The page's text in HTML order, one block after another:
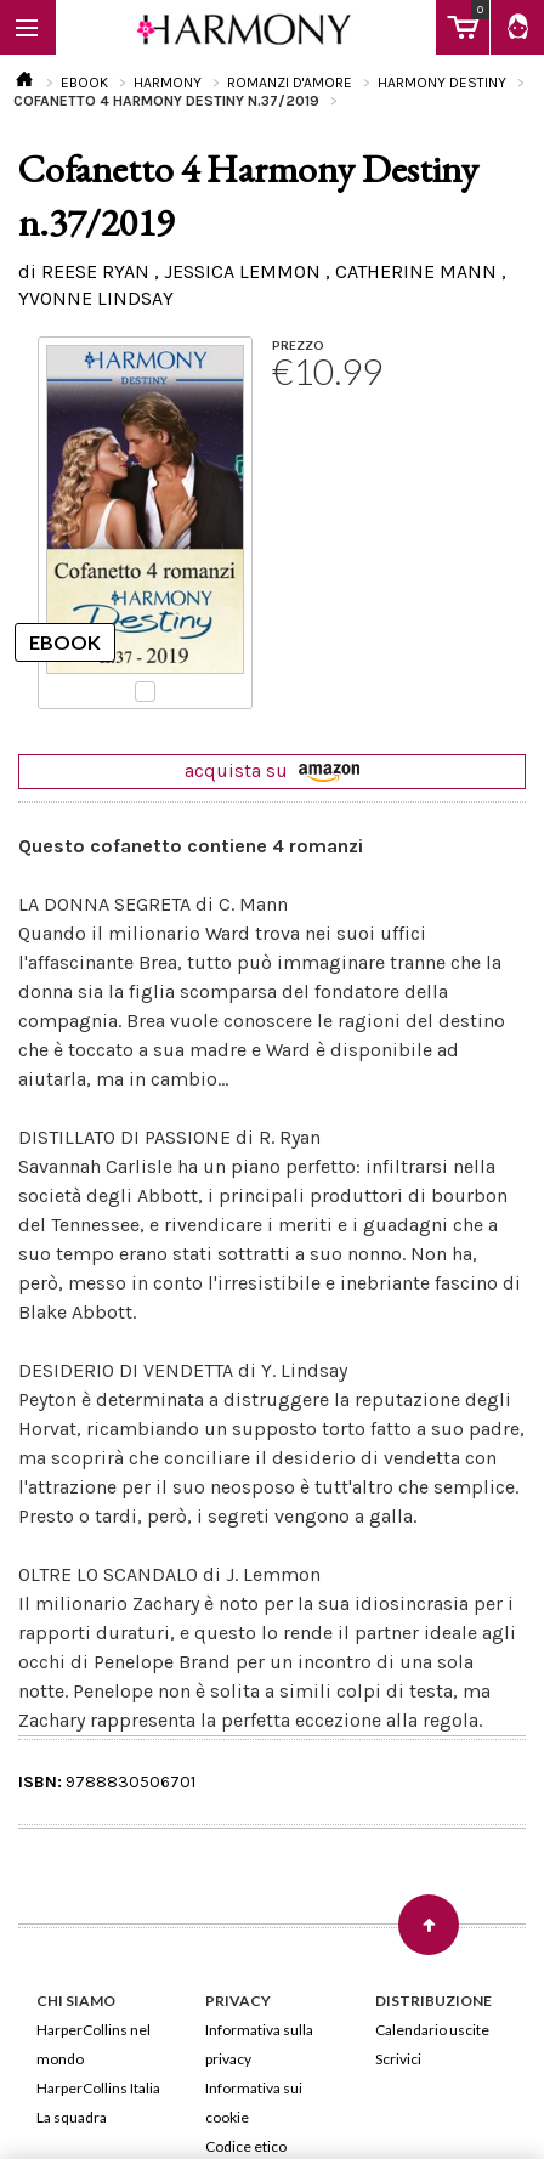
0
EBOOK
Calendario
EBOOK HARMONY ROMANZI D'AMORE
HARMONY DESTINY
COFANETTO 4 HARMONY DESTINY N.37/2019
Cofanetto 4 Harmony Destiny
n.37/2019
di REESE RYAN , JESSICA LEMMON , CATHERINE MANN ,
YVONNE LINDSAY
PREZZO
€10.99
acquista su
Questo cofanetto contiene 4 romanzi
LA DONNA SEGRETA di C. Mann
Quando il milionario Ward trova nei suoi uffici
l'affascinante Brea, tutto può immaginare tranne che la
donna sia la figlia scomparsa del fondatore della
compagnia. Brea vuole conoscere le ragioni del destino
che è toccato a sua madre e Ward è disponibile ad
aiutarla, ma in cambio...
DISTILLATO DI PASSIONE di R. Ryan
Savannah Carlisle ha un piano perfetto: infiltrarsi nella
società degli Abbott, i principali produttori di bourbon
del Tennessee, e rivendicare i meriti e i guadagni che a
suo tempo erano stati sottratti a suo nonno. Non ha,
però, messo in conto l'irresistibile e inebriante fascino di
Blake Abbott.
DESIDERIO DI VENDETTA di Y. Lindsay
Peyton è determinata a distruggere la reputazione degli
Horvat, ricambiando un supposto torto fatto a suo padre,
ma scoprirà che conciliare il desiderio di vendetta con
l'attrazione per il suo neosposo è tutt'altro che semplice.
Presto o tardi, però, i segreti vengono a galla.
OLTRE LO SCANDALO di J. Lemmon
Il milionario Zachary è noto per la sua idiosincrasia per i
rapporti duraturi, e questo lo rende il partner ideale agli
occhi di Penelope Brand per un incontro di una sola
notte. Penelope non è solita a simili colpi di testa, ma
Zachary rappresenta la perfetta eccezione alla regola.
ISBN: 9788830506701
CHI SIAMO
HarperCollins nel
mondo
HarperCollins Italia
La squadra
PRIVACY
Informativa sulla
privacy
Informativa sui
cookie
Codice etico
DISTRIBUZIONE
Calendario uscite
Scrivici